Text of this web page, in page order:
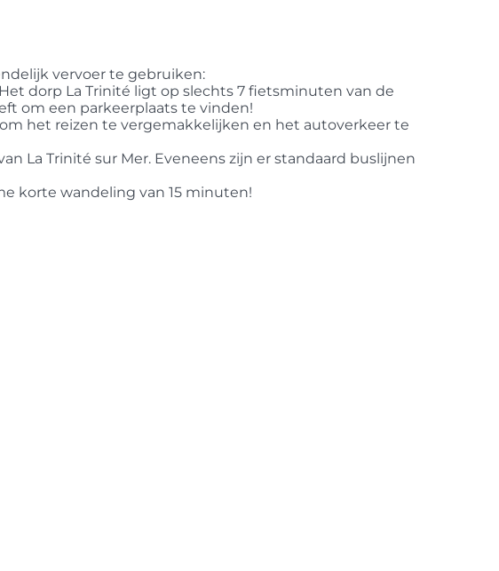
vervoer te gebruiken:
dorp La Trinité ligt op slechts 7 fietsminuten van de
om een parkeerplaats te vinden!
om het reizen te vergemakkelijken en het autoverkeer te
La Trinité sur Mer. Eveneens zijn er standaard buslijnen
korte wandeling van 15 minuten!